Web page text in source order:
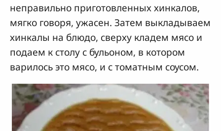
неправильно приготовленных хинкалов,
мягко говоря, ужасен. Затем выкладываем
хинкалы на блюдо, сверху кладем мясо и
подаем к столу с бульоном, в котором
варилось это мясо, и с томатным соусом.